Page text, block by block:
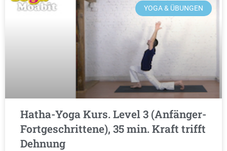
YOGA & ÜBUNGEN
Hatha-Yoga Kurs. Level 3 (Anfänger-
Fortgeschrittene), 35 min. Kraft trifft
Dehnung